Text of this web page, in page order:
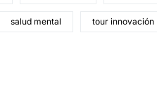
salud mental tour innovación